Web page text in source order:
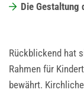
Die Gestaltung
Rückblickend hat
Rahmen für
bewährt.